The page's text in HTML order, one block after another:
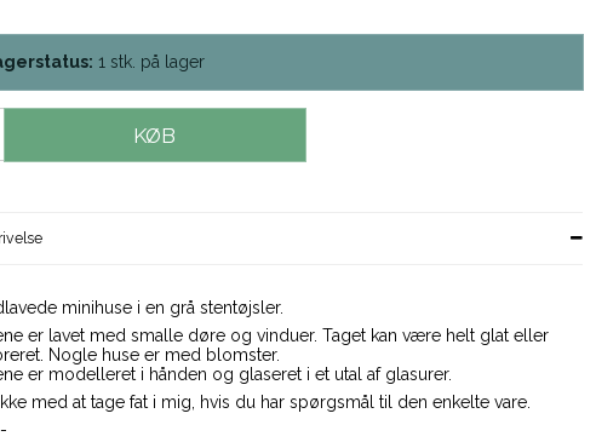
1 stk. på lager
KØB
minihuse i en grå stentøjsler.
er lavet med smalle døre og vinduer. Taget kan være helt glat eller
Nogle huse er med blomster.
er modelleret i hånden og glaseret i et utal af glasurer.
med at tage fat i mig, hvis du har spørgsmål til den enkelte vare.